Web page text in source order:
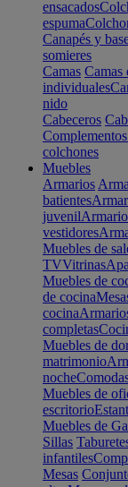
ensacados
espuma
Canapés y
somieres
Camas Camas
individuales
nido
Cabeceros
colchones
Muebles
Armarios
batientes
juvenil
vestidores
Muebles de
TVVitrinas
Muebles de
de cocina
cocina
completas
Muebles de
matrimonio
noche
Muebles de
escritorio
Muebles de
Sillas
infantiles
Mesas